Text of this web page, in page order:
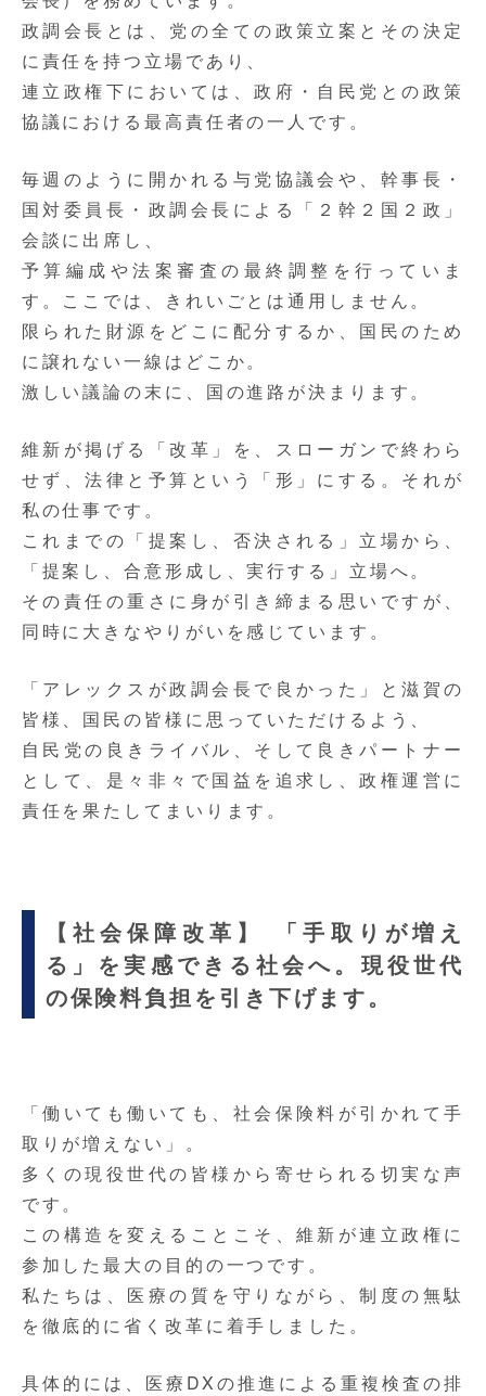
政調会長とは、党の全ての政策立案とその決定
に責任を持つ立場であり、
連立政権下においては、政府・自民党との政策
協議における最高責任者の一人です。
毎週のように開かれる与党協議会や、幹事長・
国対委員長・政調会長による「２幹２国２政」
会談に出席し、
予算編成や法案審査の最終調整を行っていま
す。ここでは、きれいごとは通用しません。
限られた財源をどこに配分するか、国民のため
に譲れない一線はどこか。
激しい議論の末に、国の進路が決まります。
維新が掲げる「改革」を、スローガンで終わら
せず、法律と予算という「形」にする。それが
私の仕事です。
これまでの「提案し、否決される」立場から、
「提案し、合意形成し、実行する」立場へ。
その責任の重さに身が引き締まる思いですが、
同時に大きなやりがいを感じています。
「アレックスが政調会長で良かった」と滋賀の
皆様、国民の皆様に思っていただけるよう、
自民党の良きライバル、そして良きパートナー
として、是々非々で国益を追求し、政権運営に
責任を果たしてまいります。
【社会保障改革】 「手取りが増え
る」を実感できる社会へ。現役世代
の保険料負担を引き下げます。
「働いても働いても、社会保険料が引かれて手
取りが増えない」。
多くの現役世代の皆様から寄せられる切実な声
です。
この構造を変えることこそ、維新が連立政権に
参加した最大の目的の一つです。
私たちは、医療の質を守りながら、制度の無駄
を徹底的に省く改革に着手しました。
具体的には、医療DXの推進による重複検査の排